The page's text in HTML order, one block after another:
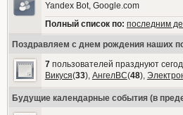
Yandex Bot, Google.com
Полный список по: последним
Поздравляем с днем рождения наших
7пользователей празднуют
Викуся(33), АнгелВС(48),
Будущие календарные события (в